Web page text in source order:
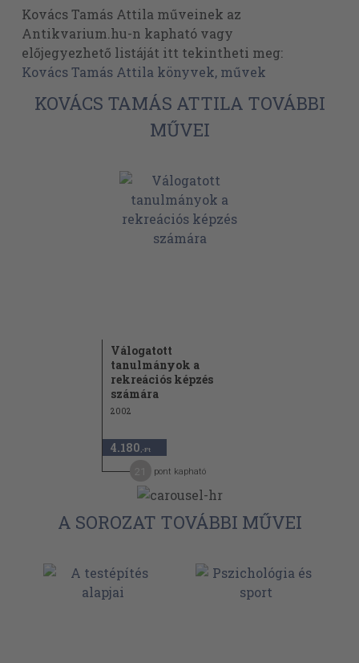
Kovács Tamás Attila műveinek az
Antikvarium.hu-n kapható vagy
előjegyezhető listáját itt tekintheti meg:
Kovács Tamás Attila könyvek, művek
KOVÁCS TAMÁS ATTILA TOVÁBBI
MŰVEI
Válogatott
tanulmányok a
rekreációs képzés
számára
2002
4.180 ,-Ft
pont kapható
A SOROZAT TOVÁBBI MŰVEI